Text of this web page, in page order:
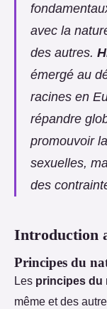
avec la
des autres.
émergé au
racines en
répandre
promouvoir
sexuelles,
des
Introduction
Principes du
Les principes du
même et des